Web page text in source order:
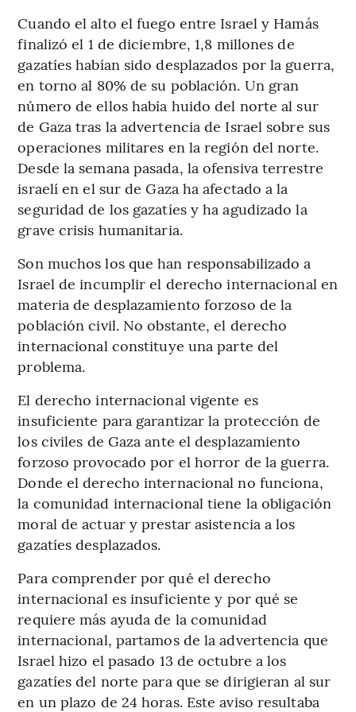
Cuando el alto el fuego entre Israel y Hamás
finalizó el 1 de diciembre, 1,8 millones de
gazatíes habían sido desplazados por la guerra,
en torno al 80% de su población. Un gran
número de ellos había huido del norte al sur
de Gaza tras la advertencia de Israel sobre sus
operaciones militares en la región del norte.
Desde la semana pasada, la ofensiva terrestre
israelí en el sur de Gaza ha afectado a la
seguridad de los gazatíes y ha agudizado la
grave crisis humanitaria.
Son muchos los que han responsabilizado a
Israel de incumplir el derecho internacional en
materia de desplazamiento forzoso de la
población civil. No obstante, el derecho
internacional constituye una parte del
problema.
El derecho internacional vigente es
insuficiente para garantizar la protección de
los civiles de Gaza ante el desplazamiento
forzoso provocado por el horror de la guerra.
Donde el derecho internacional no funciona,
la comunidad internacional tiene la obligación
moral de actuar y prestar asistencia a los
gazatíes desplazados.
Para comprender por qué el derecho
internacional es insuficiente y por qué se
requiere más ayuda de la comunidad
internacional, partamos de la advertencia que
Israel hizo el pasado 13 de octubre a los
gazatíes del norte para que se dirigieran al sur
en un plazo de 24 horas. Este aviso resultaba